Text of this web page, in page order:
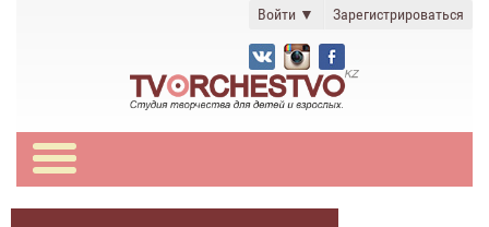
Войти ▼ Зарегистрироваться